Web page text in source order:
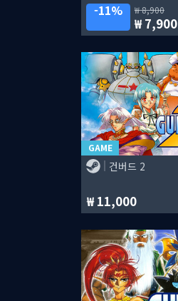
11% 8,900
7,900
GAME
건버드 2
11,000